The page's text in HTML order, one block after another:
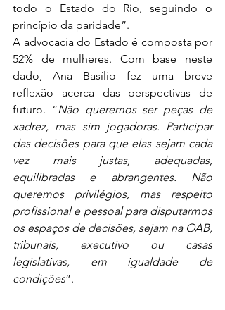
todo o Estado do Rio, seguindo o
princípio da paridade”.
A advocacia do Estado é composta por
52% de mulheres. Com base neste
dado, Ana Basílio fez uma breve
reflexão acerca das perspectivas de
futuro. “Não queremos ser peças de
xadrez, mas sim jogadoras. Participar
das decisões para que elas sejam cada
vez mais justas, adequadas,
equilibradas e abrangentes. Não
queremos privilégios, mas respeito
profissional e pessoal para disputarmos
os espaços de decisões, sejam na OAB,
tribunais, executivo ou casas
legislativas, em igualdade de
condições”.